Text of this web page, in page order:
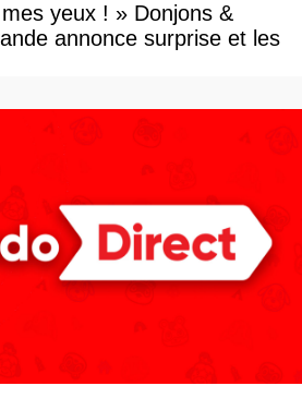
yeux ! » Donjons &
annonce surprise et les